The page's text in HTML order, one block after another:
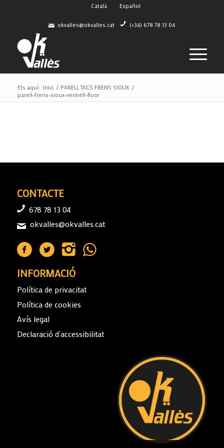
Català Español
okvalles@okvalles.cat (+34) 678 78 13 04
Ets aquí: Inici / PARELL TACS FRENS SIOUX /
parell-frens-sioux-vermell-fluor
CONTACTE
678 78 13 04
okvalles@okvalles.cat
INFORMACIÓ
Política de privacitat
Política de cookies
Avís legal
Declaració d’accessibilitat